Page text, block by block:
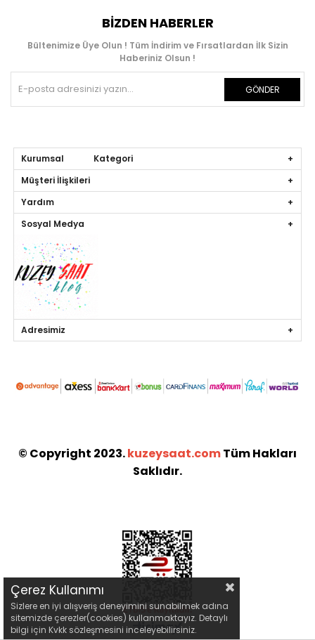
BIZDEN HABERLER
Bültenimize Üye Olun ! Tüm İndirim ve Fırsatlardan İlk Sizin
Haberiniz Olsun !
GÖNDER
Kurumsal Kategori
Müşteri İlişkileri
Yardım
Sosyal Medya
Adresimiz
© Copyright 2023.kuzeysaat.comTüm Hakları
Saklıdır.
Çerez Kullanımı
Sizlere en iyi alışveriş deneyimini sunabilmek adına
sitemizde çerezler(cookies) kullanmaktayız. Detaylı
bilgi için Kvkk sözleşmesini inceleyebilirsiniz.